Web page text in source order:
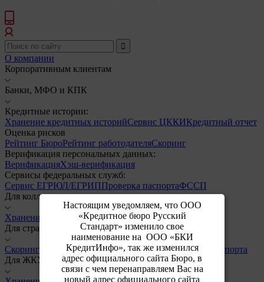
Настоящим уведомляем, что ООО
«Кредитное бюро Русский
Стандарт» изменило свое
наименование на ООО «БКИ
КредитИнфо», так же изменился
адрес официального сайта Бюро, в
связи с чем перенаправляем Вас на
новый адрес официального сайта
О компании
Корпоративным клиентам
Банки, МФО и КПК
Кредитные истории:
Хранение кредитных историйСервис ЦККИКредитный отчет
Оценка рисков
Рейтинг БюроРейтинг работодателяСкоринг
Верификация персональных данных:
ВерификацияХэш-верификация
Сервисы федеральных служб:
Сервис ЕГРЮЛ/ЕГРИППроверка паспортаФССП
Для коллекторских агенств
Хранение кредитных историй ФССП
Для страховых компаний
Скоринг ВерификацияХэш-верификацияПроверка паспорта
Для ЖКУ